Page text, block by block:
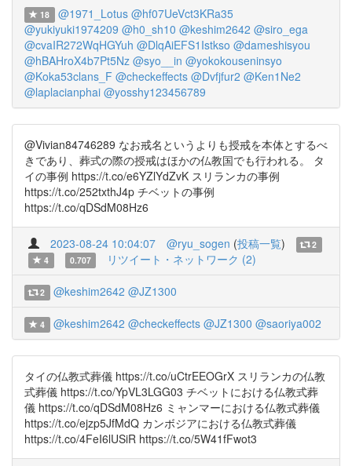
18 @1971_Lotus @hf07UeVct3KRa35
@yukiyuki1974209 @h0_sh10 @keshim2642 @siro_ega
@cvaIR272WqHGYuh @DlqAiEFS1Istkso @dameshisyou
@hBAHroX4b7Pt5Nz @syo__in @yokokouseninsyo
@Koka53clans_F @checkeffects @Dvfjfur2 @Ken1Ne2
@laplacianphai @yosshy123456789
@Vivian84746289 なお戒名というよりも授戒を本体とするべ
きであり、葬式の際の授戒はほかの仏教国でも行われる。 タ
イの事例 https://t.co/e6YZlYdZvK スリランカの事例
https://t.co/252txthJ4p チベットの事例
https://t.co/qDSdM08Hz6
2023-08-24 10:04:07 @ryu_sogen (投稿一覧)
2
4
0.707 リツイート・ネットワーク (2)
2 @keshim2642 @JZ1300
4 @keshim2642 @checkeffects @JZ1300 @saoriya002
タイの仏教式葬儀 https://t.co/uCtrEEOGrX スリランカの仏教
式葬儀 https://t.co/YpVL3LGG03 チベットにおける仏教式葬
儀 https://t.co/qDSdM08Hz6 ミャンマーにおける仏教式葬儀
https://t.co/ejzp5JfMdQ カンボジアにおける仏教式葬儀
https://t.co/4FeI6lUSiR https://t.co/5W41fFwot3